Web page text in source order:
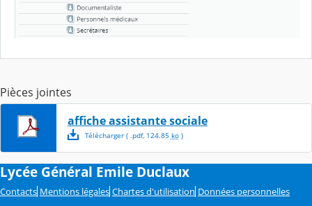
Pièces jointes
affiche assistante sociale
Télécharger( .pdf, 124.85 ko)
Lycée Général Emile Duclaux
Contacts Mentions légales Chartes d'utilisation Données personnelles